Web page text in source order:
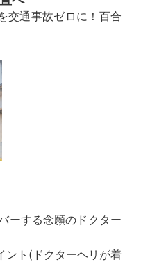
交通事故ゼロに！百合
ーする念願のドクター
ント(ドクターヘリが着